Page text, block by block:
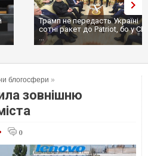
Трамп не передасть Україні
сотні ракет до Patriot, бо у
...
блогосфери »
зовнішню
0